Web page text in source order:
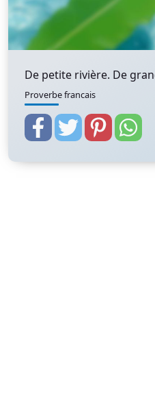
De petite rivière. De
Proverbe francais